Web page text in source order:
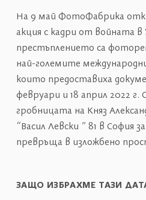
На 9 май ФотоФабрика
акция с кадри от войната
престъплението са
най-големите
които предоставиха
февруари и 18 април 2022 г.
гробницата на Княз
“Васил Левски ” 81 в София
превръща в изложбено
ЗАЩО ИЗБРАХМЕ ТАЗИ